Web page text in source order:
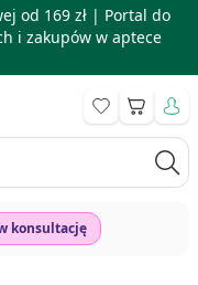
od 169 zł | Portal do
i zakupów w aptece
Koszyk
konsultację